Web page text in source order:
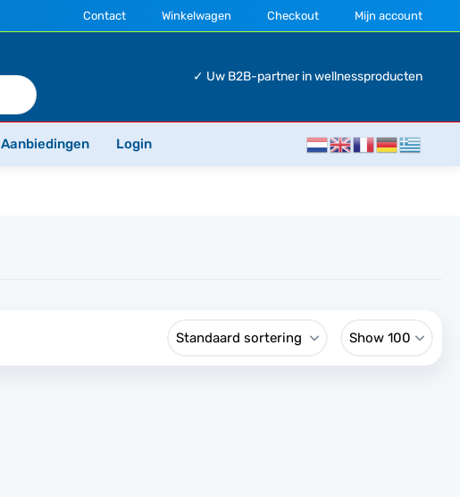
Contact Winkelwagen Checkout Mijn account
✓ Uw B2B-partner in wellnessproducten
Aanbiedingen Login